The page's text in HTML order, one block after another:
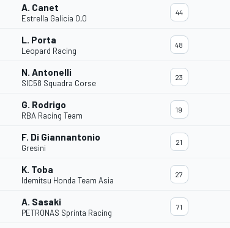
FÓRMULA E
A. Canet
Estrella Galicia 0,0
44
L. Porta
Leopard Racing
48
N. Antonelli
SIC58 Squadra Corse
23
G. Rodrigo
RBA Racing Team
19
F. Di Giannantonio
Gresini
21
K. Toba
Idemitsu Honda Team Asia
27
A. Sasaki
PETRONAS Sprinta Racing
71